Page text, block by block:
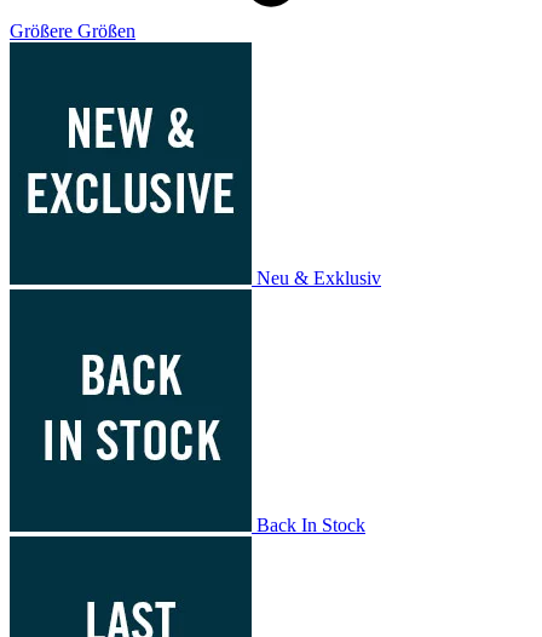
Größere Größen
Neu & Exklusiv
Back In Stock